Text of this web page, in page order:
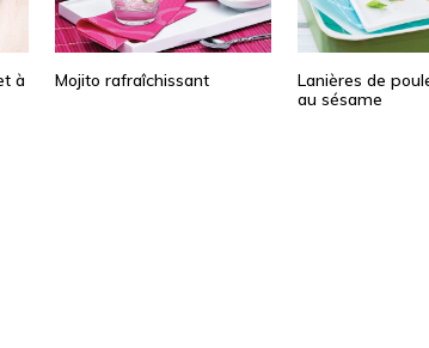
à
Mojito rafraîchissant
Lanières de
au sésame